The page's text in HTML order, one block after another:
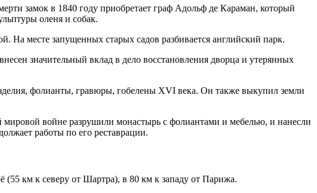
замок в 1840 году приобретает граф Адольф де Караман, который
оленя и собак.
На месте запущенных старых садов разбивается английский парк.
значительный вклад в дело восстановления дворца и утерянных
фолианты, гравюры, гобелены XVI века. Он также выкупил земли
войне разрушили монастырь с фолиантами и мебелью, и нанесли
работы по его реставрации.
(55 км к северу от Шартра), в 80 км к западу от Парижа.